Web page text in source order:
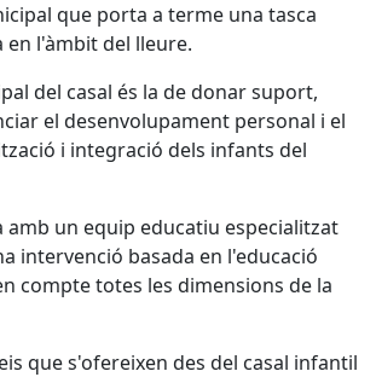
que porta a terme una tasca
en l'àmbit del lleure.
del casal és la de donar suport,
el desenvolupament personal i el
i integració dels infants del
amb un equip educatiu especialitzat
intervenció basada en l'educació
compte totes les dimensions de la
que s'ofereixen des del casal infantil